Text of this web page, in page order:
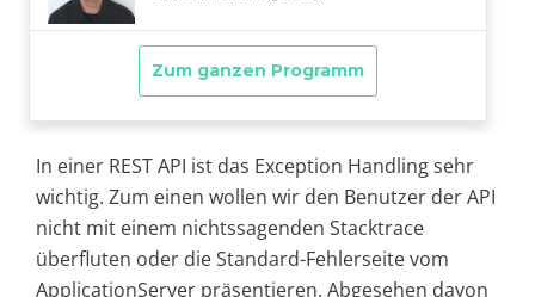
In einer REST API ist das Exception Handling sehr
wichtig. Zum einen wollen wir den Benutzer der API
nicht mit einem nichtssagenden Stacktrace
überfluten oder die Standard-Fehlerseite vom
ApplicationServer präsentieren. Abgesehen davon